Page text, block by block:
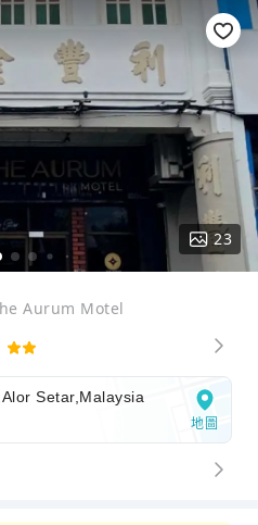
23
Aurum Motel
Setar,Malaysia
地圖